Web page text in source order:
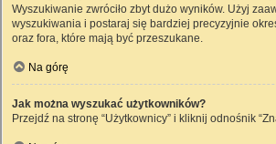
Wyszukiwanie zwróciło zbyt dużo wyników. Użyj
wyszukiwania i postaraj się bardziej precyzyjnie
oraz fora, które mają być przeszukane.
Na górę
Jak można wyszukać użytkowników?
Przejdź na stronę “Użytkownicy” i kliknij odnośnik